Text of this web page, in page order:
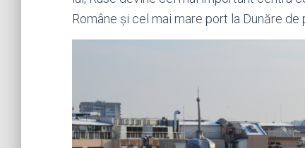
Române și cel mai mare port la Dunăre de